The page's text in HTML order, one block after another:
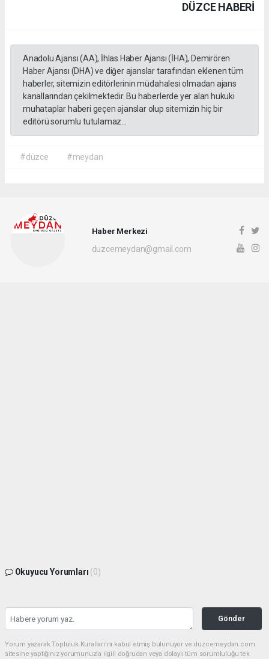
DÜZCE HABERİ
Anadolu Ajansı (AA), İhlas Haber Ajansı (İHA), Demirören
Haber Ajansı (DHA) ve diğer ajanslar tarafından eklenen tüm
haberler, sitemizin editörlerinin müdahalesi olmadan ajans
kanallarından çekilmektedir. Bu haberlerde yer alan hukuki
muhataplar haberi geçen ajanslar olup sitemizin hiç bir
editörü sorumlu tutulamaz...
#düzce #meydan
Haber Merkezi
duzcemeydan@gmail.com
Okuyucu Yorumları (0)
Gönder
Yorum yazarak Topluluk Kuralları’nı kabul etmiş bulunuyor ve duzcemeydan.com
sitesine yaptığınız yorumunuzla ilgili doğrudan veya dolaylı tüm sorumluluğu tek